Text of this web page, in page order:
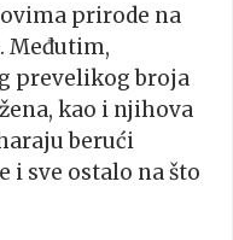
prirode na
Međutim,
prevelikog broja
kao i njihova
berući
i sve ostalo na što